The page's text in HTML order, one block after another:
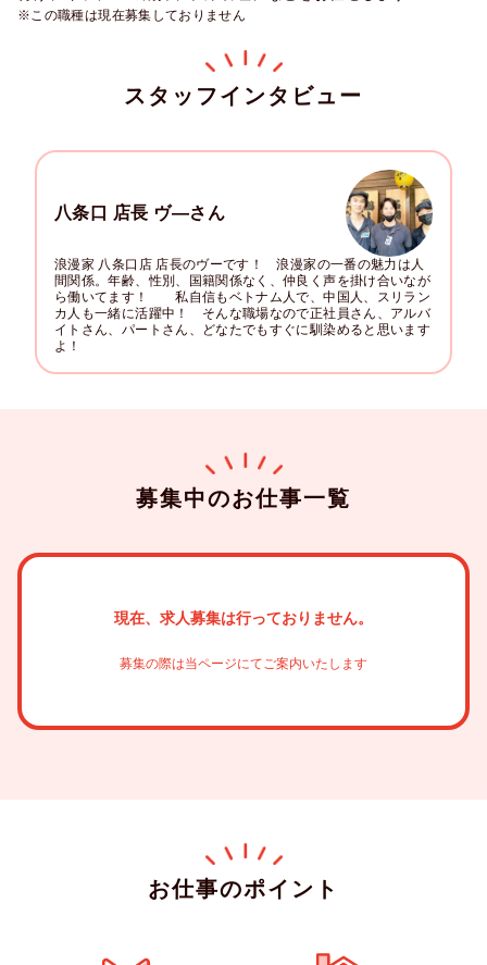
※この職種は現在募集しておりません
スタッフインタビュー
八条口 店長 ヴ―さん
浪漫家 八条口店 店長のヴーです！　浪漫家の一番の魅力は人
間関係。年齢、性別、国籍関係なく、仲良く声を掛け合いなが
ら働いてます！　　私自信もベトナム人で、中国人、スリラン
カ人も一緒に活躍中！　そんな職場なので正社員さん、アルバ
イトさん、パートさん、どなたでもすぐに馴染めると思います
よ！
募集中のお仕事一覧
現在、求人募集は行っておりません。
募集の際は当ページにてご案内いたします
お仕事のポイント